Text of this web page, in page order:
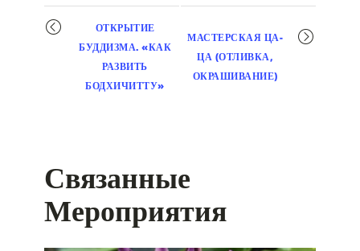
Мероприятие
навигация
ОТКРЫТИЕ
БУДДИЗМА. «КАК
РАЗВИТЬ
БОДХИЧИТТУ»
МАСТЕРСКАЯ ЦА-
ЦА (ОТЛИВКА,
ОКРАШИВАНИЕ)
Связанные
Мероприятия